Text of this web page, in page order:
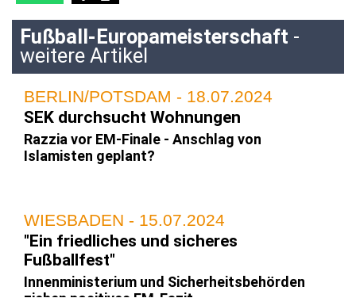
Fußball-Europameisterschaft -
weitere Artikel
BERLIN/POTSDAM - 18.07.2024
SEK durchsucht Wohnungen
Razzia vor EM-Finale - Anschlag von
Islamisten geplant?
WIESBADEN - 15.07.2024
"Ein friedliches und sicheres
Fußballfest"
Innenministerium und Sicherheitsbehörden